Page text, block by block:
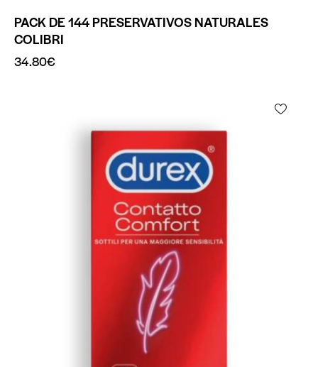
PACK DE 144 PRESERVATIVOS NATURALES
COLIBRI
34.80€